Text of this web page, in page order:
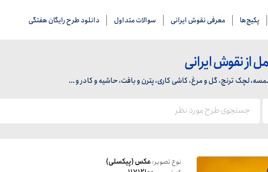
پکیج‌ها معرفی نقوش ایرانی سوالات متداول دانلود طرح رایگان هفتگی
از نقوش ایرانی
لچک ترنج، گل و مرغ، کاشی کاری، پترن و بافت، حاشیه و کادر و ...
نوع تصویر:عکس (پیکسلی)